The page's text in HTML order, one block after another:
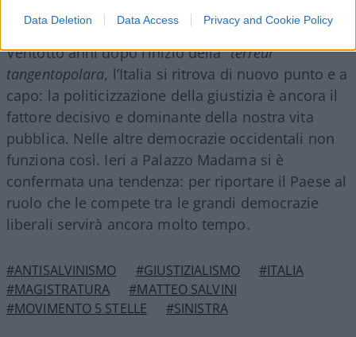
Data Deletion Data Access Privacy and Cookie Policy
Ventotto anni dopo l’inizio della“terreur”
tangentopolara, l’Italia si ritrova di nuovo punto e a
capo: la politicizzazione della giustizia è ancora il
fattore decisivo e dominante della nostra vita
pubblica. Nelle altre democrazie occidentali non
funziona così. Ieri a Palazzo Madama si è
confermata una tendenza: per riportare il Paese al
ruolo che le compete tra le grandi democrazie
liberali servirà ancora molto tempo.
#ANTISALVINISMO #GIUSTIZIALISMO
#ITALIA
#MAGISTRATURA
#MATTEO SALVINI
#MOVIMENTO 5 STELLE
#SINISTRA